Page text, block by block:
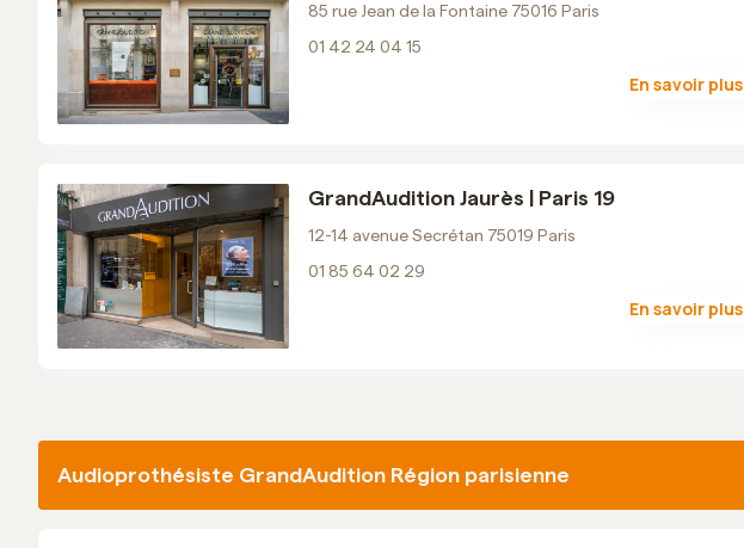
GrandAudition Alésia
01 88 80 79 52
Voir les horaires
Prendre RDV
GrandAudition Place de la
République
Prendre RDV
85 rue Jean de la Fontaine 75016 Paris
01 42 24 04 15
En savoir plus
GrandAudition Jaurès | Paris 19
12-14 avenue Secrétan 75019 Paris
01 85 64 02 29
En savoir plus
Audioprothésiste GrandAudition Région parisienne